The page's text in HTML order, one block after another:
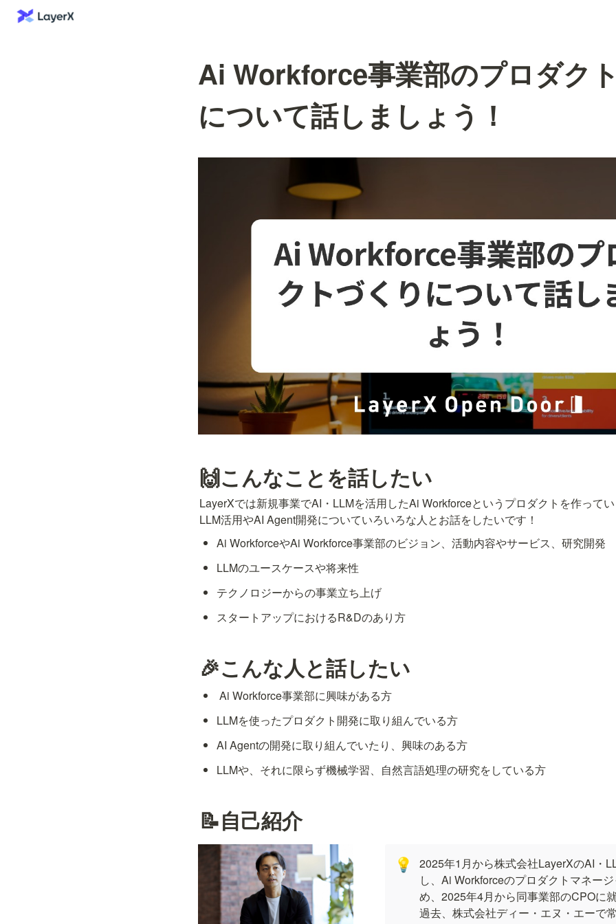
Ai Workforce事業部のプロダク
について話しましょう！
🙌こんなことを話したい
LayerXでは新規事業でAI・LLMを活用したAi Workforceというプロダクトを作って
LLM活用やAI Agent開発についていろいろな人とお話をしたいです！
Ai WorkforceやAi Workforce事業部のビジョン、活動内容やサービス、研究開発
LLMのユースケースや将来性
テクノロジーからの事業立ち上げ
スタートアップにおけるR&Dのあり方
🎉こんな人と話したい
Ai Workforce事業部に興味がある方
LLMを使ったプロダクト開発に取り組んでいる方
AI Agentの開発に取り組んでいたり、興味のある方
LLMや、それに限らず機械学習、自然言語処理の研究をしている方
📝自己紹介
💡
2025年1月から株式会社LayerXのAI・
し、Ai Workforceのプロダクトマネー
め、2025年4月から同事業部のCPOに
過去、株式会社ディー・エヌ・エーで